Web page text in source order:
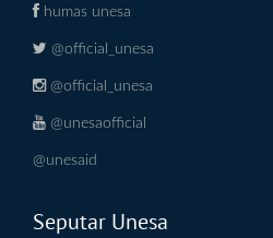
humas unesa
@official_unesa
@official_unesa
@unesaofficial
@unesaid
Seputar Unesa